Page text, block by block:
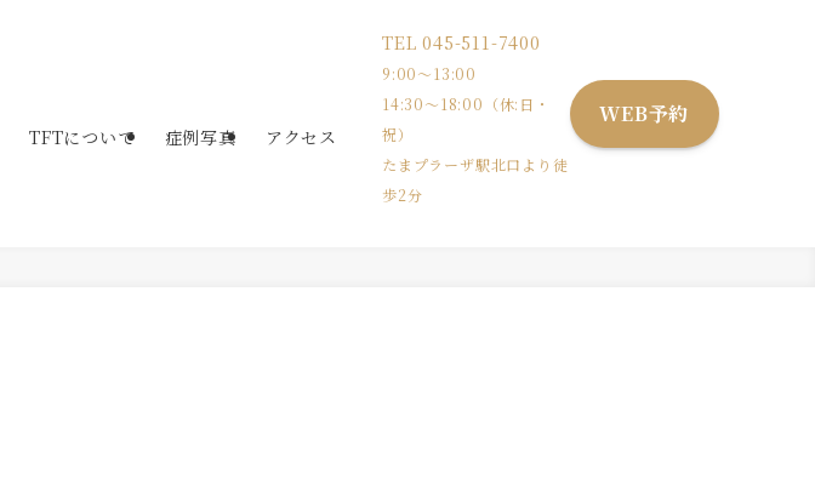
TFTについて 症例写真 アクセス
TEL 045-511-7400
9:00〜13:00
14:30〜18:00（休:日・
祝）
たまプラーザ駅北口より徒
歩2分
WEB予約